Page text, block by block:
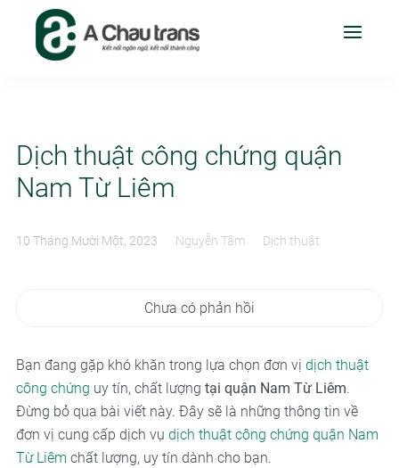
Dịch thuật công chứng quận
Nam Từ Liêm
10 Tháng Mười Một, 2023 Nguyễn Tâm Dịch thuật
Chưa có phản hồi
Bạn đang gặp khó khăn trong lựa chọn đơn vị dịch thuật
công chứng uy tín, chất lượng tại quận Nam Từ Liêm.
Đừng bỏ qua bài viết này. Đây sẽ là những thông tin về
đơn vị cung cấp dịch vụ dịch thuật công chứng quận Nam
Từ Liêm chất lượng, uy tín dành cho bạn.